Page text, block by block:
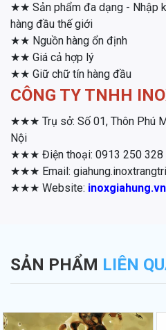
★★ Sản phẩm đa dạng - Nhập
hàng đầu thế giới
★★ Nguồn hàng ổn định
★★ Giá cả hợp lý
★★ Giữ chữ tín hàng đầu
CÔNG TY TNHH
★★★ Trụ sở: Số 01, Thôn Phú
Nội
★★★ Điện thoại: 0913 250 328
★★★ Email:
★★★ Website: inoxgiahung.vn
SẢN PHẨM LIÊN